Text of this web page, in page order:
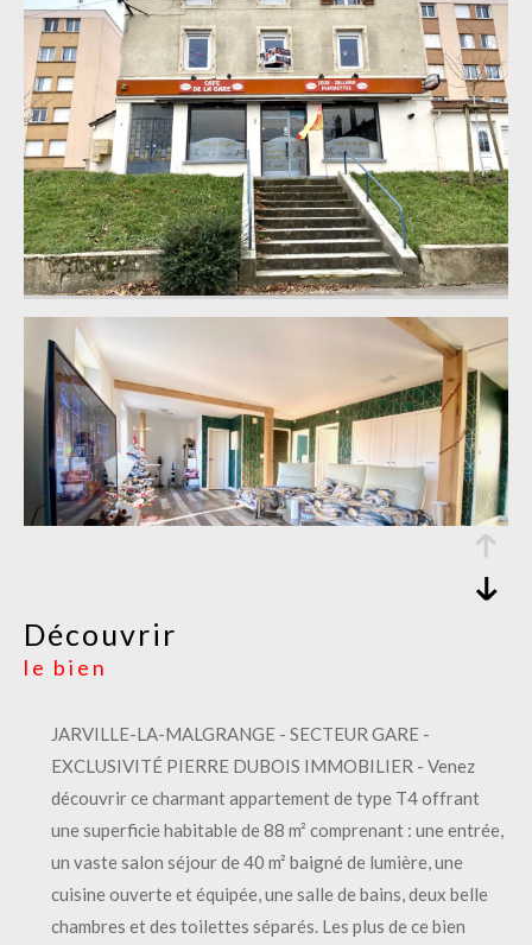
découvrir
le bien
JARVILLE-LA-MALGRANGE - SECTEUR GARE -
EXCLUSIVITÉ PIERRE DUBOIS IMMOBILIER - Venez
découvrir ce charmant appartement de type T4 offrant
une superficie habitable de 88 m² comprenant : une entrée,
un vaste salon séjour de 40 m² baigné de lumière, une
cuisine ouverte et équipée, une salle de bains, deux belle
chambres et des toilettes séparés. Les plus de ce bien